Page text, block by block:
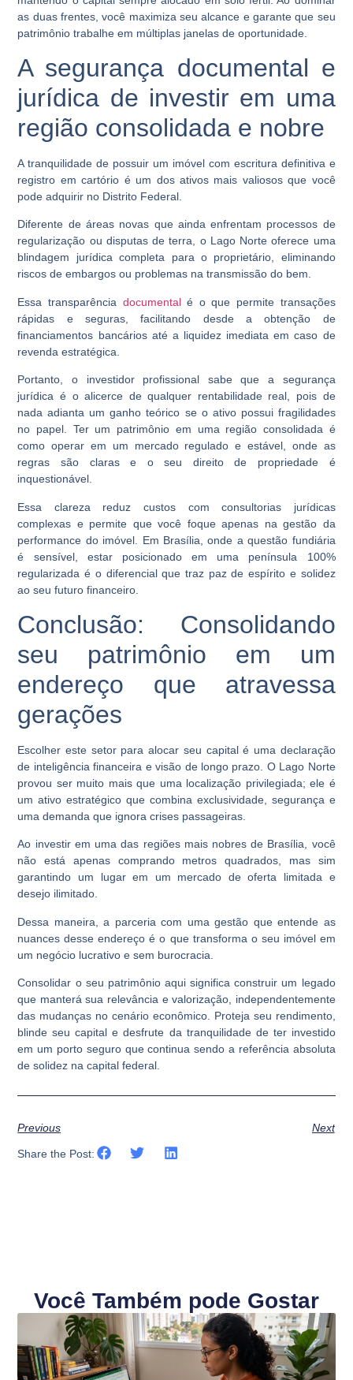
as duas frentes, você maximiza seu alcance e garante que seu
patrimônio trabalhe em múltiplas janelas de oportunidade.
A segurança documental e
jurídica de investir em uma
região consolidada e nobre
A tranquilidade de possuir um imóvel com escritura definitiva e
registro em cartório é um dos ativos mais valiosos que você
pode adquirir no Distrito Federal.
Diferente de áreas novas que ainda enfrentam processos de
regularização ou disputas de terra, o Lago Norte oferece uma
blindagem jurídica completa para o proprietário, eliminando
riscos de embargos ou problemas na transmissão do bem.
Essa transparência documentalé o que permite transações
rápidas e seguras, facilitando desde a obtenção de
financiamentos bancários até a liquidez imediata em caso de
revenda estratégica.
Portanto, o investidor profissional sabe que a segurança
jurídica é o alicerce de qualquer rentabilidade real, pois de
nada adianta um ganho teórico se o ativo possui fragilidades
no papel. Ter um patrimônio em uma região consolidada é
como operar em um mercado regulado e estável, onde as
regras são claras e o seu direito de propriedade é
inquestionável.
Essa clareza reduz custos com consultorias jurídicas
complexas e permite que você foque apenas na gestão da
performance do imóvel. Em Brasília, onde a questão fundiária
é sensível, estar posicionado em uma península 100%
regularizada é o diferencial que traz paz de espírito e solidez
ao seu futuro financeiro.
Conclusão: Consolidando
seu patrimônio em um
endereço que atravessa
gerações
Escolher este setor para alocar seu capital é uma declaração
de inteligência financeira e visão de longo prazo. O Lago Norte
provou ser muito mais que uma localização privilegiada; ele é
um ativo estratégico que combina exclusividade, segurança e
uma demanda que ignora crises passageiras.
Ao investir em uma das regiões mais nobres de Brasília, você
não está apenas comprando metros quadrados, mas sim
garantindo um lugar em um mercado de oferta limitada e
desejo ilimitado.
Dessa maneira, a parceria com uma gestão que entende as
nuances desse endereço é o que transforma o seu imóvel em
um negócio lucrativo e sem burocracia.
Consolidar o seu patrimônio aqui significa construir um legado
que manterá sua relevância e valorização, independentemente
das mudanças no cenário econômico. Proteja seu rendimento,
blinde seu capital e desfrute da tranquilidade de ter investido
em um porto seguro que continua sendo a referência absoluta
de solidez na capital federal.
Previous Next
Share the Post:
Você Também pode Gostar